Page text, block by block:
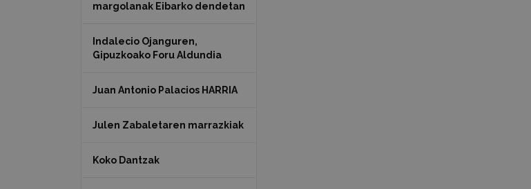
margolanak Eibarko dendetan
Indalecio Ojanguren,
Gipuzkoako Foru Aldundia
Juan Antonio Palacios HARRIA
Julen Zabaletaren marrazkiak
Koko Dantzak